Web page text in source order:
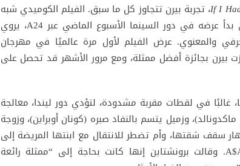
If I، تجربة بيرن تتجاوز كل ما سبق. الفيلم الكوميدي شبه
السيرة الذاتية للمخرجة ماري برونشتاين، الذي بدأ عرضه في دور السينما الأسبوع الماضي عبر A24، يروي
والمعنوي. عرض الفيلم لأول مرة عالميًا في مهرجان
بيرن بجائزة أفضل ممثلة، ومع مرور الأشهر قد تحصل على
في لقطات مقربة مشدودة، لتؤدي دور ليندا، معالجة
وزميل يتسم بالنفاد صبره (كونان أوبراين)، وزوجة
سقف شقتها، وأم تضطر للانتقال مع ابنتها المريضة إلى
موتيل يديره شخصيات ملونة مثل A$AP Rocky. وقالت برونشتاين إنها كانت بحاجة إلى “ممثلة رائعة